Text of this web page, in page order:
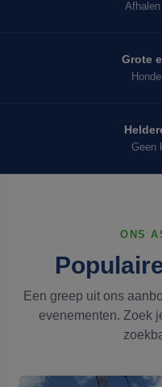
Grote
Geen
ONS
Een greep uit ons
evenementen. Zoek